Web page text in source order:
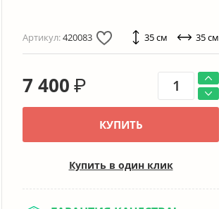
Артикул:420083 35 см 35 см
7 400 ₽
КУПИТЬ
Купить в один клик